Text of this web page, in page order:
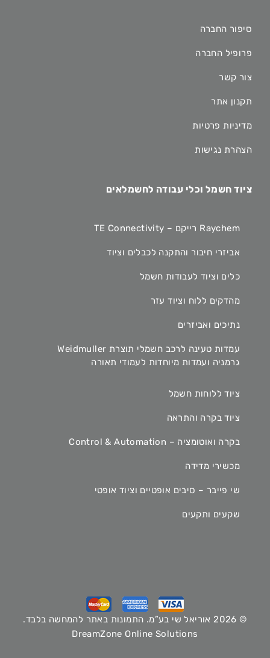
סיפור החברה
פרופיל החברה
צור קשר
תקנון אתר
מדיניות פרטיות
הצהרת נגישות
ציוד חשמל וכלי עבודה לחשמלאים
Raychem רייקם – TE Connectivity
אביזרי חיבור והתקנה לכבלים וציוד
כלים וציוד לעבודות חשמל
מהדקים ללוח וציוד עזר
נתיכים ואביזרים
עמדות טעינה לרכב חשמלי תוצרת Weidmuller
גרמניה ועמדות מיוחדות לעמודי תאורה
ציוד ללוחות חשמל
ציוד בקרה והתראה
בקרה ואוטומציה – Control & Automation
מכשירי מדידה
שי פייבר – סיבים אופטיים וציוד אופטי
שקעים ותקעים
© 2026 אוריאל שי בע”מ. התמונות באתר להמחשה בלבד.
DreamZone Online Solutions